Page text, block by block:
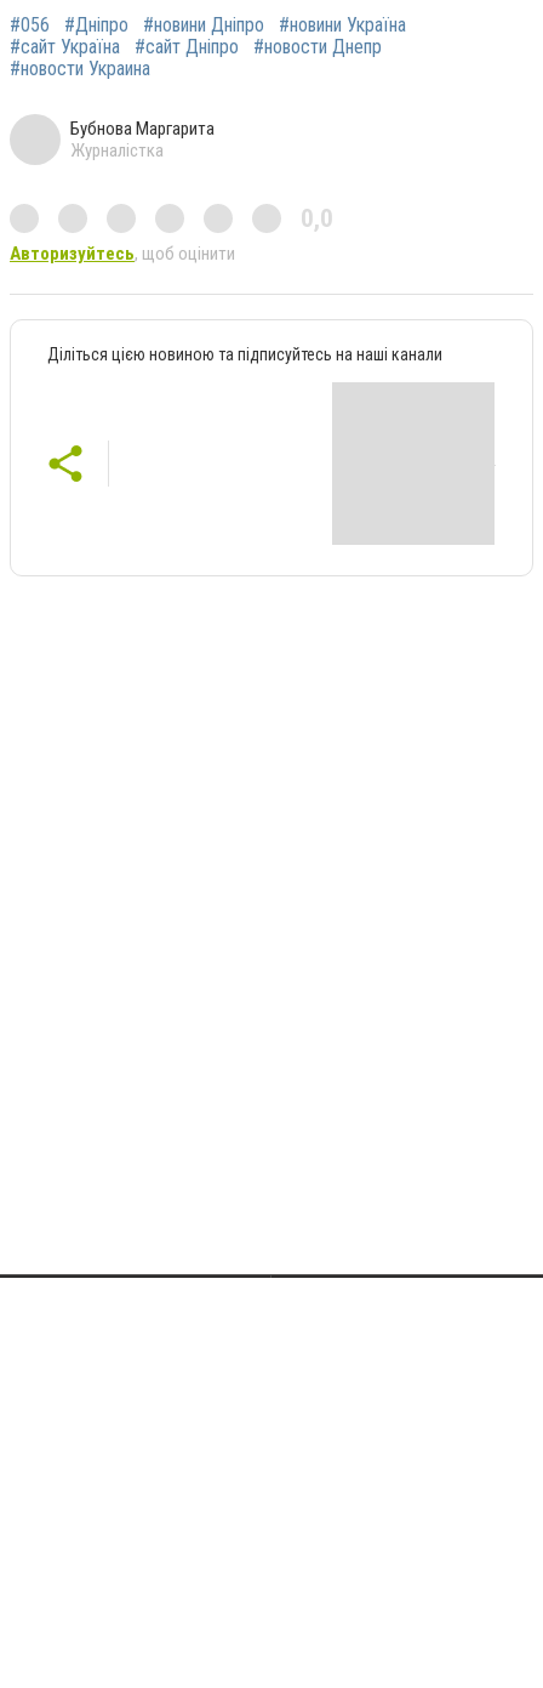
#056 #Дніпро #новини Дніпро
#новини Україна
#сайт Україна
#сайт Дніпро
#новости Днепр
#новости Украина
Бубнова Маргарита
Журналістка
0,0
Авторизуйтесь, щоб оцінити
Діліться цією новиною та підписуйтесь на наші канали